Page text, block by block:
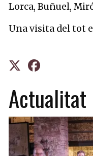
Lorca, Buñuel,
Una visita del tot
Actualitat